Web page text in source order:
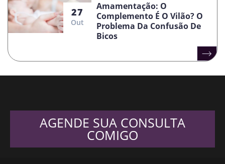
27
Out
Amamentação: O
Complemento É O Vilão? O
Problema Da Confusão De
Bicos
AGENDE SUA CONSULTA
COMIGO